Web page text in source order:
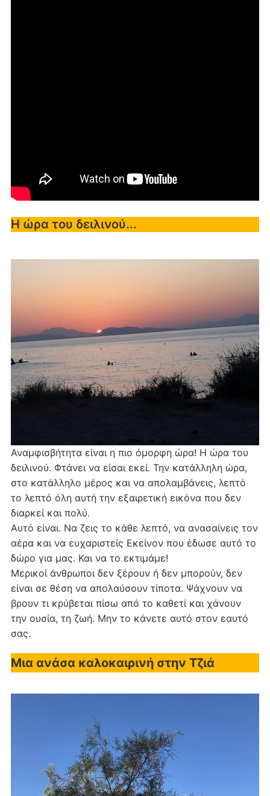
Η ώρα του δειλινού...
Αναμφισβήτητα είναι η πιο όμορφη ώρα! Η ώρα του
δειλινού. Φτάνει να είσαι εκεί. Την κατάλληλη ώρα,
στο κατάλληλο μέρος και να απολαμβάνεις, λεπτό
το λεπτό όλη αυτή την εξαιρετική εικόνα που δεν
διαρκεί και πολύ.
Αυτό είναι. Να ζεις το κάθε λεπτό, να ανασαίνεις τον
αέρα και να ευχαριστείς Εκείνον που έδωσε αυτό το
δώρο για μας. Και να το εκτιμάμε!
Μερικοί άνθρωποι δεν ξέρουν ή δεν μπορούν, δεν
είναι σε θέση να απολαύσουν τίποτα. Ψάχνουν να
βρουν τι κρύβεται πίσω από το καθετί και χάνουν
την ουσία, τη ζωή. Μην το κάνετε αυτό στον εαυτό
σας.
Μια ανάσα καλοκαιρινή στην Τζιά